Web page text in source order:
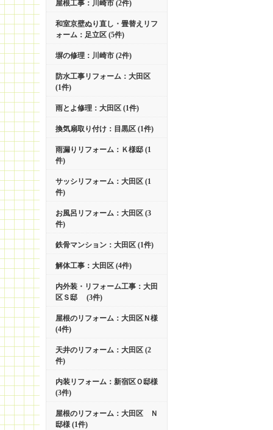
屋根工事：川崎市 (2件)
和室京壁ぬり直し・畳替えリフ
ォーム：足立区 (5件)
塀の修理：川崎市 (2件)
防水工事リフォーム：大田区
(1件)
雨とよ修理：大田区 (1件)
換気扇取り付け：目黒区 (1件)
雨漏りリフォーム：Ｋ様邸 (1
件)
サッシリフォーム：大田区 (1
件)
お風呂リフォーム：大田区 (3
件)
鉄骨マンション：大田区 (1件)
解体工事：大田区 (4件)
内外装・リフォーム工事：大田
区Ｓ邸 (3件)
屋根のリフォーム：大田区Ｎ様
(4件)
天井のリフォーム：大田区 (2
件)
内装リフォーム：新宿区Ｏ邸様
(3件)
屋根のリフォーム：大田区 Ｎ
邸様 (1件)